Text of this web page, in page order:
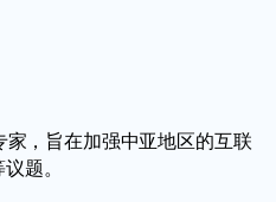
，旨在加强中亚地区的互联
题。